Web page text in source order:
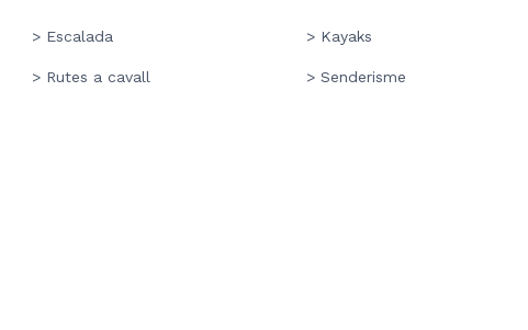
> Escalada > Kayaks
> Rutes a cavall > Senderisme